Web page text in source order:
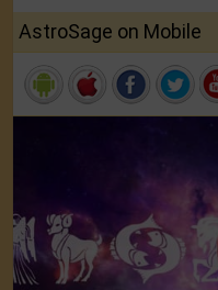
AstroSage on Mobile